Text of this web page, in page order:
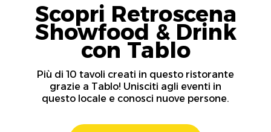
Scopri Retroscena
Showfood & Drink
con Tablo
Più di 10 tavoli creati in questo ristorante
grazie a Tablo! Unisciti agli eventi in
questo locale e conosci nuove persone.